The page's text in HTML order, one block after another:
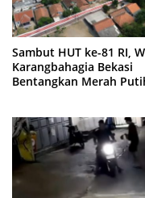
Sambut HUT ke-81 RI,
Karangbahagia Bekasi
Bentangkan Merah